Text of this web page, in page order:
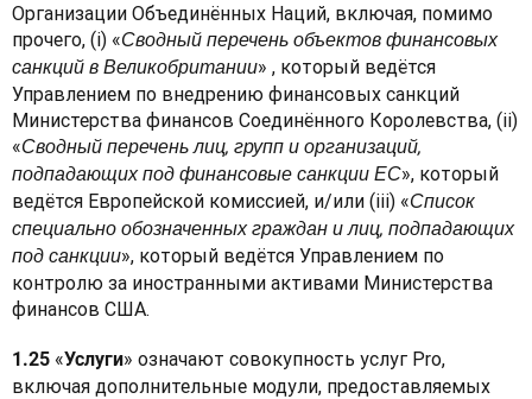
Организации Объединённых Наций, включая, помимо
прочего, (i) «Сводный перечень объектов финансовых
санкций в Великобритании» , который ведётся
Управлением по внедрению финансовых санкций
Министерства финансов Соединённого Королевства, (ii)
«Сводный перечень лиц, групп и организаций,
подпадающих под финансовые санкции ЕС», который
ведётся Европейской комиссией, и/или (iii) «Список
специально обозначенных граждан и лиц, подпадающих
под санкции», который ведётся Управлением по
контролю за иностранными активами Министерства
финансов США.
1.25 «Услуги» означают совокупность услуг Pro,
включая дополнительные модули, предоставляемых